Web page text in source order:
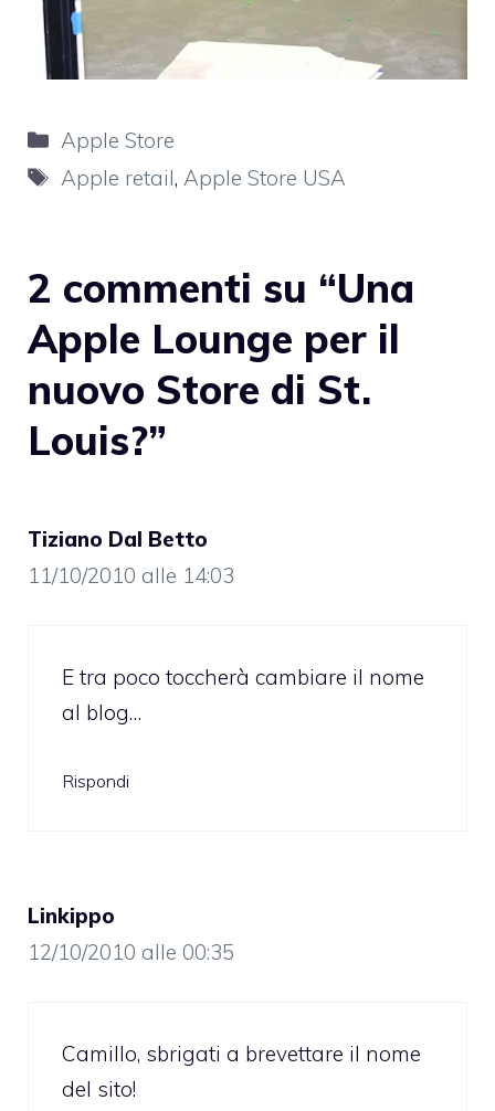
Categorie
Apple Store
Tag
Apple retail, Apple Store USA
2 commenti su “Una
Apple Lounge per il
nuovo Store di St.
Louis?”
Tiziano Dal Betto
11/10/2010 alle 14:03
E tra poco toccherà cambiare il nome
al blog…
Rispondi
Linkippo
12/10/2010 alle 00:35
Camillo, sbrigati a brevettare il nome
del sito!